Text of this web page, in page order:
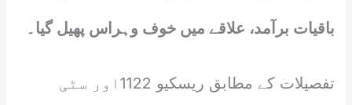
باقیات برآمد، علاقے میں خوف وہراس پھیل گیا۔
تفصیلات کے مطابق ریسکیو 1122اور سٹی